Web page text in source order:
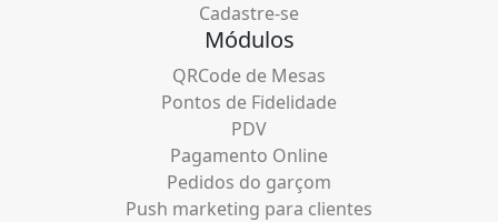
Cadastre-se
Módulos
QRCode de Mesas
Pontos de Fidelidade
PDV
Pagamento Online
Pedidos do garçom
Push marketing para clientes